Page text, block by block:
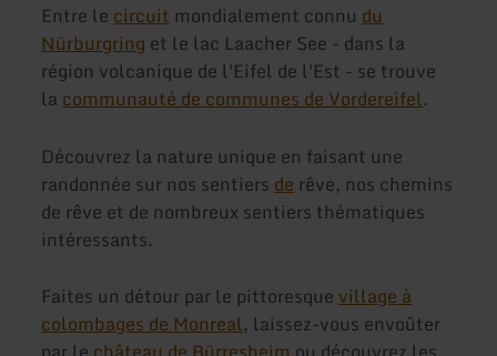
Entre lecircuit mondialement connudu
Nürburgring et le lac Laacher See - dans la
région volcanique de l'Eifel de l'Est - se trouve
lacommunauté de communes de Vordereifel.
Découvrez la nature unique en faisant une
randonnée sur nos sentiers de rêve, nos chemins
de rêve et de nombreux sentiers thématiques
intéressants.
Faites un détour par le pittoresque village à
colombages de Monreal, laissez-vous envoûter